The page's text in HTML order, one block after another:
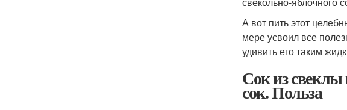
А вот пить этот
мере усвоил все
удивить его таким
Сок из свеклы
сок. Польза